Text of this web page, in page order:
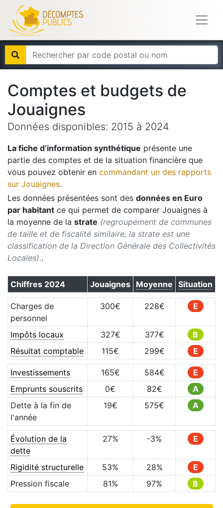
Comptes et budgets de
Jouaignes
Données disponibles: 2015 à 2024
La fiche d’information synthétique présente une
partie des comptes et de la situation financière que
vous pouvez obtenir en commandant un des rapports
sur Jouaignes.
Les données présentées sont des données en Euro
par habitant ce qui permet de comparer Jouaignes à
la moyenne de la strate (regroupement de communes
de taille et de fiscalité similaire, la strate est une
classification de la Direction Générale des Collectivités
Locales)..
Chiffres 2024 Jouaignes Moyenne Situation
Charges de
personnel
300€ 228€ E
Impôts locaux 327€ 377€
B
Résultat comptable
115€ 299€ E
Investissements 165€ 584€
E
Emprunts souscrits
0€ 82€
A
Dette à la fin de
l'année
19€ 575€ A
Évolution de la
dette
27% -3% E
Rigidité structurelle 53% 28%
E
Pression fiscale
81% 97% B